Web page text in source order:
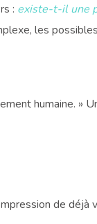
: existe-t-il une
les
humaine. »
de déjà